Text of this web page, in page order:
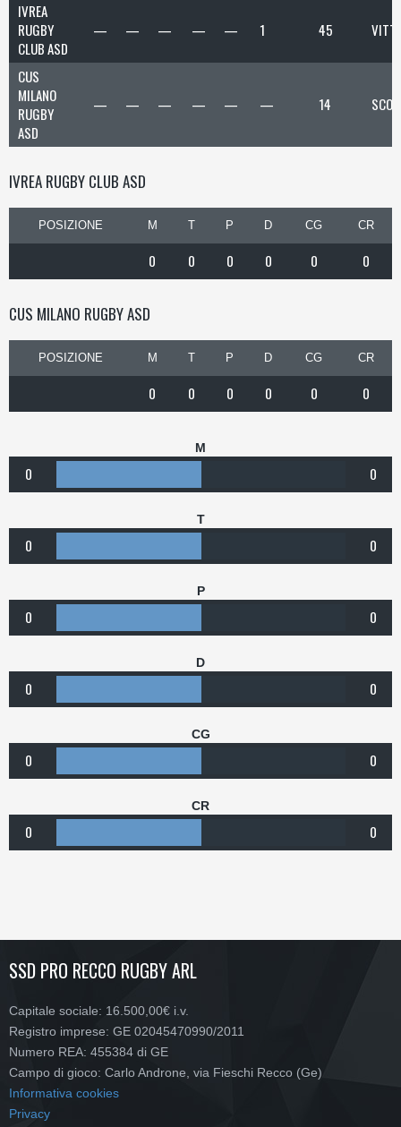
IVREA
RUGBY
CLUB ASD
— — — — — 1 45
CUS
MILANO
RUGBY
ASD
— — — — — — 14
IVREA RUGBY CLUB ASD
POSIZIONE M T P D CG CR
0 0 0 0 0 0
CUS MILANO RUGBY ASD
POSIZIONE M T P D CG CR
0 0 0 0 0 0
M
0 0
T
0 0
P
0 0
D
0 0
CG
0 0
CR
0 0
SSD PRO RECCO RUGBY ARL
Capitale sociale: 16.500,00€ i.v.
Registro imprese: GE 02045470990/2011
Numero REA: 455384 di GE
Campo di gioco: Carlo Androne, via Fieschi Recco (Ge)
Informativa cookies
Privacy